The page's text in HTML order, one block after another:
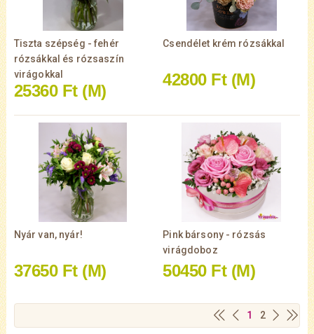
Tiszta szépség - fehér
rózsákkal és rózsaszín
virágokkal
25360 Ft (M)
Csendélet krém rózsákkal
42800 Ft (M)
Nyár van, nyár!
37650 Ft (M)
Pink bársony - rózsás
virágdoboz
50450 Ft (M)
1 2